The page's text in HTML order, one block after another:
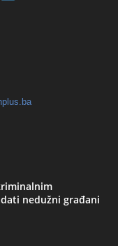
nedužni građani